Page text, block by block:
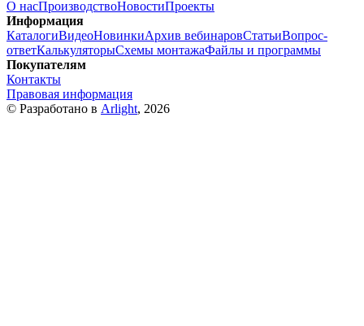
О насПроизводствоНовостиПроекты
Информация
КаталогиВидеоНовинкиАрхив вебинаровСтатьиВопрос-
ответКалькуляторыСхемы монтажаФайлы и программы
Покупателям
Контакты
Правовая информация
© Разработано в Arlight, 2026